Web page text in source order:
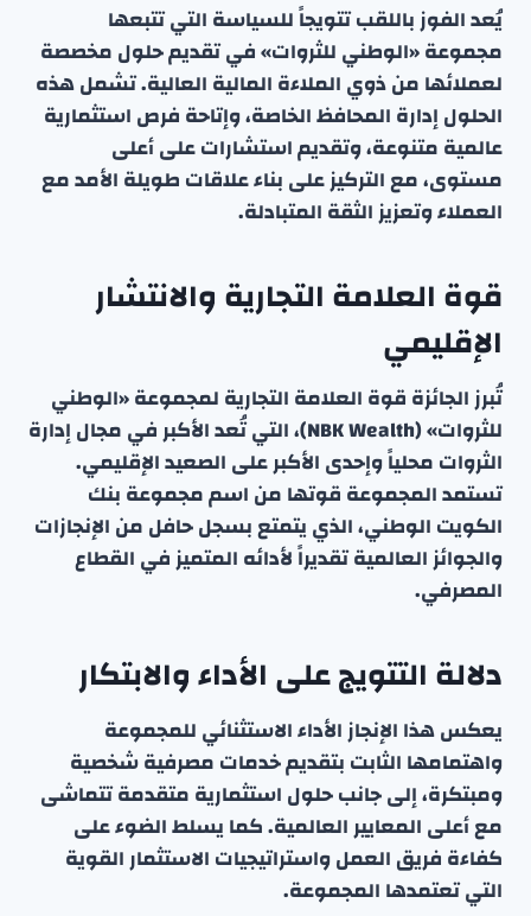
يُعد الفوز باللقب تتويجاً للسياسة التي تتبعها
مجموعة «الوطني للثروات» في تقديم حلول مخصصة
لعملائها من ذوي الملاءة المالية العالية. تشمل هذه
الحلول إدارة المحافظ الخاصة، وإتاحة فرص استثمارية
عالمية متنوعة، وتقديم استشارات على أعلى
مستوى، مع التركيز على بناء علاقات طويلة الأمد مع
العملاء وتعزيز الثقة المتبادلة.
قوة العلامة التجارية والانتشار
الإقليمي
تُبرز الجائزة قوة العلامة التجارية لمجموعة «الوطني
للثروات» (NBK Wealth)، التي تُعد الأكبر في مجال إدارة
الثروات محلياً وإحدى الأكبر على الصعيد الإقليمي.
تستمد المجموعة قوتها من اسم مجموعة بنك
الكويت الوطني، الذي يتمتع بسجل حافل من الإنجازات
والجوائز العالمية تقديراً لأدائه المتميز في القطاع
المصرفي.
دلالة التتويج على الأداء والابتكار
يعكس هذا الإنجاز الأداء الاستثنائي للمجموعة
واهتمامها الثابت بتقديم خدمات مصرفية شخصية
ومبتكرة، إلى جانب حلول استثمارية متقدمة تتماشى
مع أعلى المعايير العالمية. كما يسلط الضوء على
كفاءة فريق العمل واستراتيجيات الاستثمار القوية
التي تعتمدها المجموعة.